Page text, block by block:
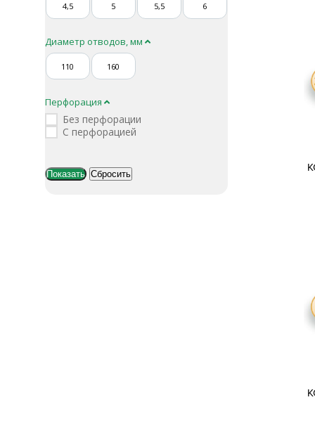
4,5 5 5,5 6
Диаметр отводов, мм
110 160
Перфорация
Без перфорации
С перфорацией